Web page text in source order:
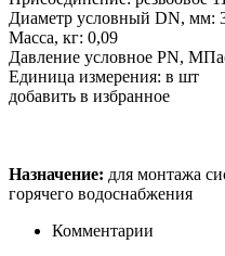
Диаметр условный DN, мм:
Масса, кг: 0,09
Давление условное PN,
Единица измерения: в шт
добавить в избранное
Назначение: для монтажа
горячего водоснабжения
Комментарии